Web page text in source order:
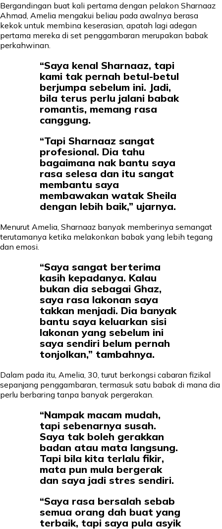
Bergandingan buat kali pertama dengan pelakon Sharnaaz
Ahmad, Amelia mengakui beliau pada awalnya berasa
kekok untuk membina keserasian, apatah lagi adegan
pertama mereka di set penggambaran merupakan babak
perkahwinan.
“Saya kenal Sharnaaz, tapi
kami tak pernah betul-betul
berjumpa sebelum ini. Jadi,
bila terus perlu jalani babak
romantis, memang rasa
canggung.
“Tapi Sharnaaz sangat
profesional. Dia tahu
bagaimana nak bantu saya
rasa selesa dan itu sangat
membantu saya
membawakan watak Sheila
dengan lebih baik,” ujarnya.
Menurut Amelia, Sharnaaz banyak memberinya semangat
terutamanya ketika melakonkan babak yang lebih tegang
dan emosi.
“Saya sangat berterima
kasih kepadanya. Kalau
bukan dia sebagai Ghaz,
saya rasa lakonan saya
takkan menjadi. Dia banyak
bantu saya keluarkan sisi
lakonan yang sebelum ini
saya sendiri belum pernah
tonjolkan,” tambahnya.
Dalam pada itu, Amelia, 30, turut berkongsi cabaran fizikal
sepanjang penggambaran, termasuk satu babak di mana dia
perlu berbaring tanpa banyak pergerakan.
“Nampak macam mudah,
tapi sebenarnya susah.
Saya tak boleh gerakkan
badan atau mata langsung.
Tapi bila kita terlalu fikir,
mata pun mula bergerak
dan saya jadi stres sendiri.
“Saya rasa bersalah sebab
semua orang dah buat yang
terbaik, tapi saya pula asyik